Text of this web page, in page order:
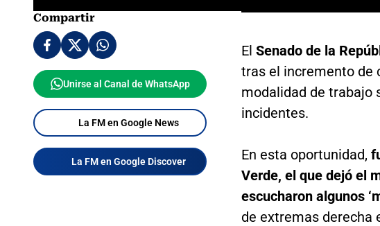
Compartir
Unirse al Canal de WhatsApp
La FM en Google News
La FM en Google Discover
El Senado de la
tras el incremento de
modalidad de trabajo
incidentes.
En esta oportunidad,
Verde, el que dejó el
escucharon algunos
de extremas derecha